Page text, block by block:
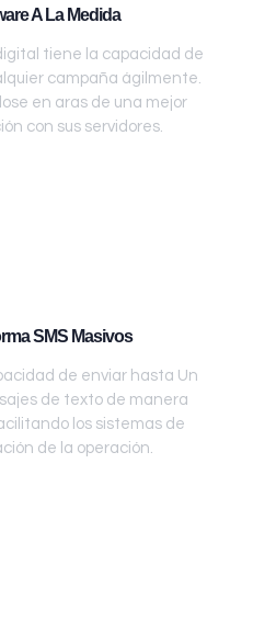
A La Medida
tiene la capacidad de
campaña ágilmente.
en aras de una mejor
con sus servidores.
SMS Masivos
de enviar hasta Un
de texto de manera
los sistemas de
de la operación.